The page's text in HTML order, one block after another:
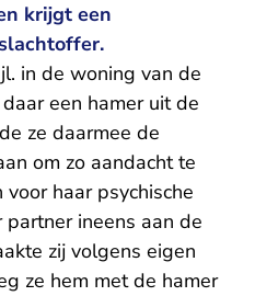
krijgt een
in de woning van de
een hamer uit de
ze daarmee de
om zo aandacht te
haar psychische
partner ineens aan de
zij volgens eigen
ze hem met de hamer